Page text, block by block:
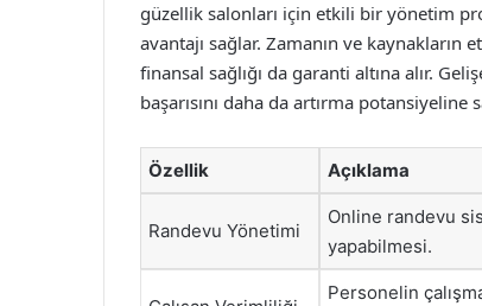
güzellik salonları için etkili bir yönetim
avantajı sağlar. Zamanın ve
finansal sağlığı da garanti altına alır.
başarısını daha da artırma potansiyeline
Özellik Açıklama
Randevu Yönetimi
Online randevu
yapabilmesi.
Personelin